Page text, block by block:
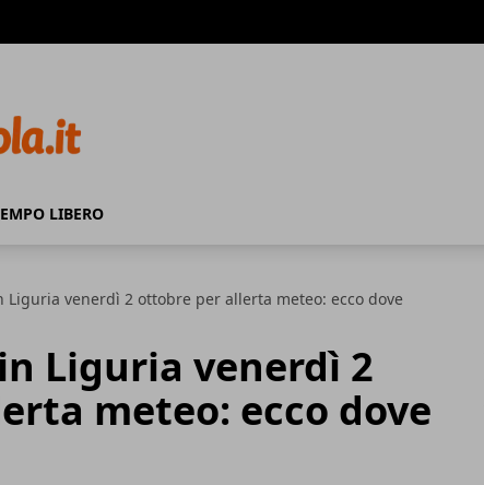
LIBERO
Liguria venerdì 2 ottobre per allerta meteo: ecco dove
Liguria venerdì 2
meteo: ecco dove